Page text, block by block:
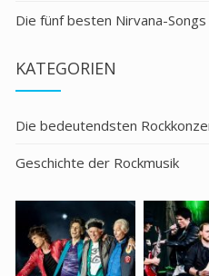
Die fünf besten Nirvana-Songs
KATEGORIEN
Die bedeutendsten
Geschichte der Rockmusik